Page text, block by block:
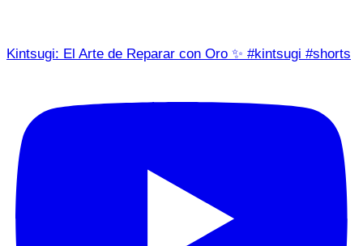
Kintsugi: El Arte de Reparar con Oro ✨ #kintsugi #shorts